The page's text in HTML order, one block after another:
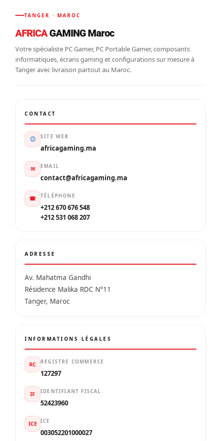
TANGER · MAROC
AFRICAGAMING Maroc
Votre spécialiste PC Gamer, PC Portable Gamer, composants
informatiques, écrans gaming et configurations sur mesure à
Tanger avec livraison partout au Maroc.
CONTACT
SITE WEB
africagaming.ma
✉ EMAIL
contact@africagaming.ma
☎ TÉLÉPHONE
+212 670 676 548
+212 531 068 207
ADRESSE
Av. Mahatma Gandhi
Résidence Malika RDC N°11
Tanger, Maroc
INFORMATIONS LÉGALES
RC REGISTRE COMMERCE
127297
IF IDENTIFIANT FISCAL
52423960
ICE ICE
003052201000027